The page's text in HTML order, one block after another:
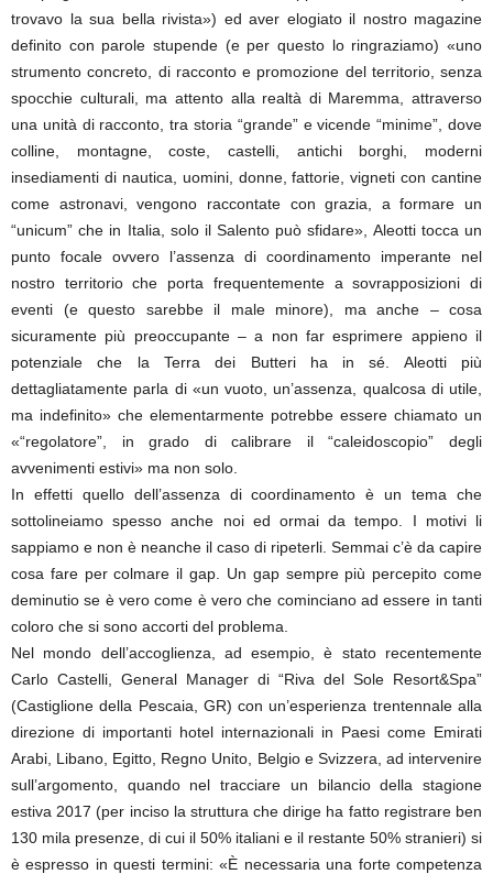
trovavo la sua bella rivista») ed aver elogiato il nostro magazine
definito con parole stupende (e per questo lo ringraziamo) «uno
strumento concreto, di racconto e promozione del territorio, senza
spocchie culturali, ma attento alla realtà di Maremma, attraverso
una unità di racconto, tra storia “grande” e vicende “minime”, dove
colline, montagne, coste, castelli, antichi borghi, moderni
insediamenti di nautica, uomini, donne, fattorie, vigneti con cantine
come astronavi, vengono raccontate con grazia, a formare un
“unicum” che in Italia, solo il Salento può sfidare», Aleotti tocca un
punto focale ovvero l’assenza di coordinamento imperante nel
nostro territorio che porta frequentemente a sovrapposizioni di
eventi (e questo sarebbe il male minore), ma anche – cosa
sicuramente più preoccupante – a non far esprimere appieno il
potenziale che la Terra dei Butteri ha in sé. Aleotti più
dettagliatamente parla di «un vuoto, un’assenza, qualcosa di utile,
ma indefinito» che elementarmente potrebbe essere chiamato un
«“regolatore”, in grado di calibrare il “caleidoscopio” degli
avvenimenti estivi» ma non solo.
In effetti quello dell’assenza di coordinamento è un tema che
sottolineiamo spesso anche noi ed ormai da tempo. I motivi li
sappiamo e non è neanche il caso di ripeterli. Semmai c’è da capire
cosa fare per colmare il gap. Un gap sempre più percepito come
deminutio se è vero come è vero che cominciano ad essere in tanti
coloro che si sono accorti del problema.
Nel mondo dell’accoglienza, ad esempio, è stato recentemente
Carlo Castelli, General Manager di “Riva del Sole Resort&Spa”
(Castiglione della Pescaia, GR) con un’esperienza trentennale alla
direzione di importanti hotel internazionali in Paesi come Emirati
Arabi, Libano, Egitto, Regno Unito, Belgio e Svizzera, ad intervenire
sull’argomento, quando nel tracciare un bilancio della stagione
estiva 2017 (per inciso la struttura che dirige ha fatto registrare ben
130 mila presenze, di cui il 50% italiani e il restante 50% stranieri) si
è espresso in questi termini: «È necessaria una forte competenza